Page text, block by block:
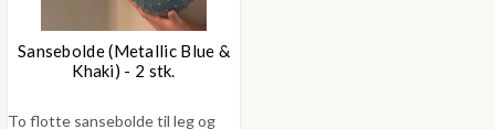
Sansebolde (Metallic Blue &
Khaki) - 2 stk.
To flotte sansebolde til leg og